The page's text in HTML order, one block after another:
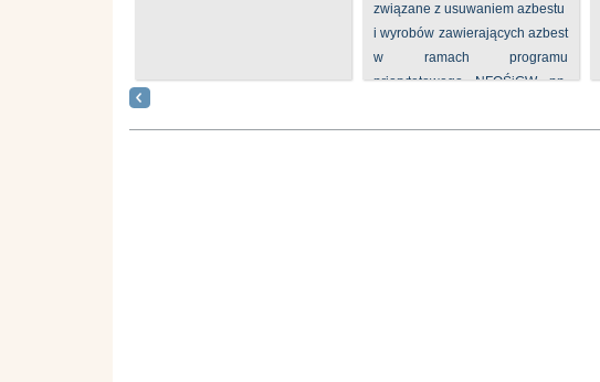
związane z usuwaniem azbestu
i wyrobów zawierających azbest
w ramach programu
priorytetowego NFOŚiGW pn.